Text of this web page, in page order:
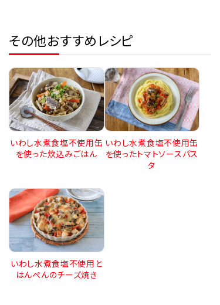
その他おすすめレシピ
いわし水煮食塩不使用缶
を使った炊込みごはん
いわし水煮食塩不使用缶
を使ったトマトソースパス
タ
いわし水煮食塩不使用と
はんぺんのチーズ焼き